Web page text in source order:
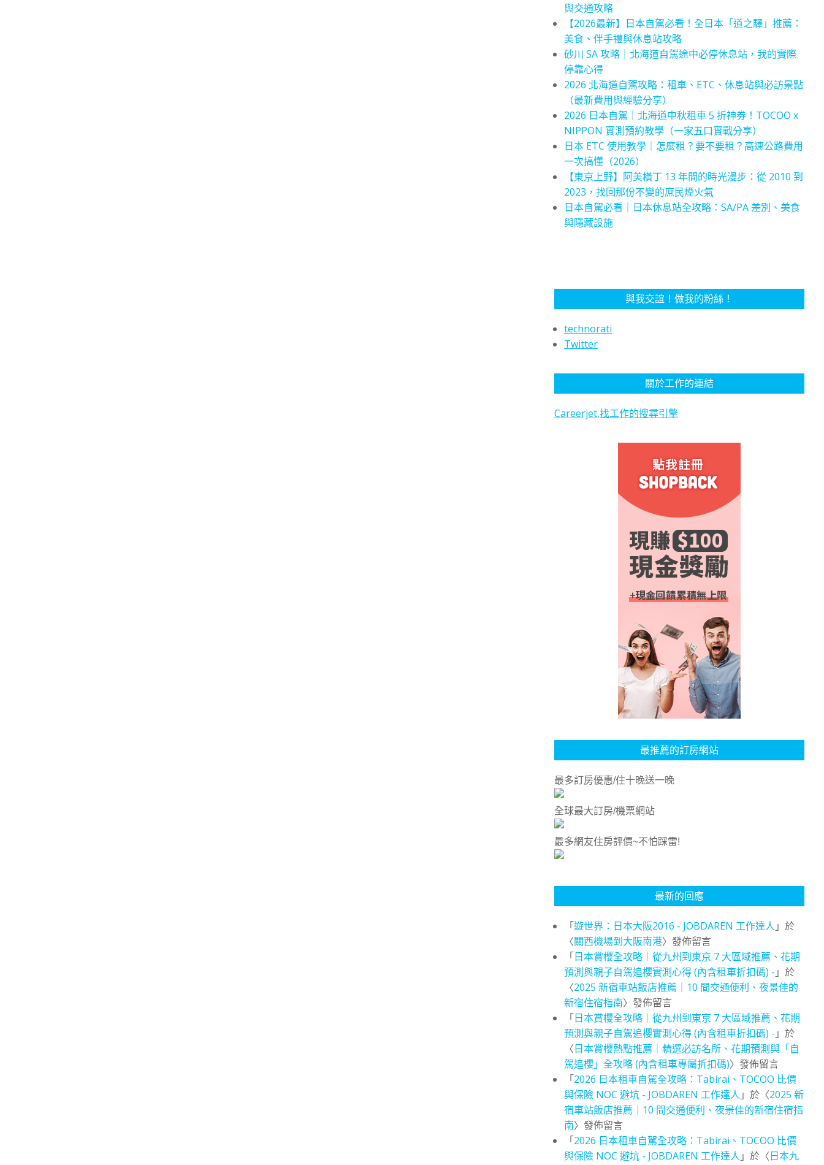
與交通攻略
【2026最新】日本自駕必看！全日本「道之驛」推薦：
美食、伴手禮與休息站攻略
砂川 SA 攻略｜北海道自駕途中必停休息站，我的實際
停靠心得
2026 北海道自駕攻略：租車、ETC、休息站與必訪景點
（最新費用與經驗分享）
2026 日本自駕｜北海道中秋租車 5 折神券！TOCOO x
NIPPON 實測預約教學（一家五口實戰分享）
日本 ETC 使用教學｜怎麼租？要不要租？高速公路費用
一次搞懂（2026）
【東京上野】阿美橫丁 13 年間的時光漫步：從 2010 到
2023，找回那份不變的庶民煙火氣
日本自駕必看｜日本休息站全攻略：SA/PA 差別、美食
與隱藏設施
與我交誼！做我的粉絲！
technorati
Twitter
關於工作的連結
Careerjet,找工作的搜尋引擎
最推薦的訂房網站
最多訂房優惠/住十晚送一晚
全球最大訂房/機票網站
最多網友住房評價~不怕踩雷!
最新的回應
「遊世界：日本大阪2016 - JOBDAREN 工作達人 」於
〈關西機場到大阪南港〉發佈留言
「日本賞櫻全攻略｜從九州到東京 7 大區域推薦、花期
預測與親子自駕追櫻實測心得 (內含租車折扣碼) - 」於
〈2025 新宿車站飯店推薦｜10 間交通便利、夜景佳的
新宿住宿指南〉發佈留言
「日本賞櫻全攻略｜從九州到東京 7 大區域推薦、花期
預測與親子自駕追櫻實測心得 (內含租車折扣碼) - 」於
〈日本賞櫻熱點推薦｜精選必訪名所、花期預測與「自
駕追櫻」全攻略 (內含租車專屬折扣碼)〉發佈留言
「2026 日本租車自駕全攻略：Tabirai、TOCOO 比價
與保險 NOC 避坑 - JOBDAREN 工作達人 」於〈2025 新
宿車站飯店推薦｜10 間交通便利、夜景佳的新宿住宿指
南〉發佈留言
「2026 日本租車自駕全攻略：Tabirai、TOCOO 比價
與保險 NOC 避坑 - JOBDAREN 工作達人 」於〈日本九